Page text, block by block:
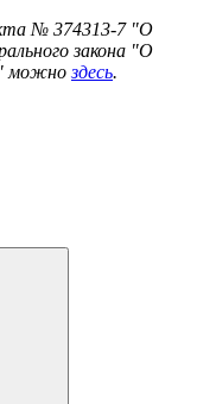
№ 374313-7 "О
закона "О
можноздесь.